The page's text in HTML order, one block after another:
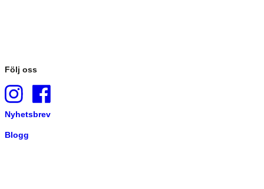
Följ oss
Nyhetsbrev
Blogg